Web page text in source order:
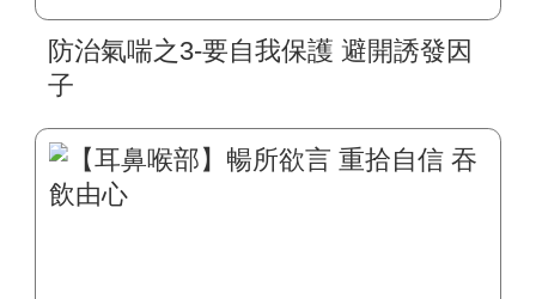
防治氣喘之3-要自我保護 避開誘發因
子